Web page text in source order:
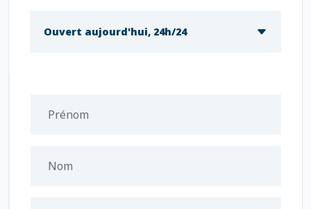
Ouvert aujourd'hui, 24h/24
Prénom
Nom